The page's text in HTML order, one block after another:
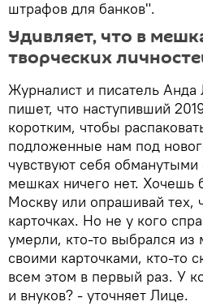
штрафов для банков".
Удивляет, что в
творческих
Журналист и писатель Анда
пишет, что наступивший
коротким, чтобы
подложенные нам под
чувствуют себя
мешках ничего нет.
Москву или опрашивай тех,
карточках. Но не у кого
умерли, кто-то выбрался
своими карточками, кто-то
всем этом в первый раз. У
и внуков? - уточняет Лице.